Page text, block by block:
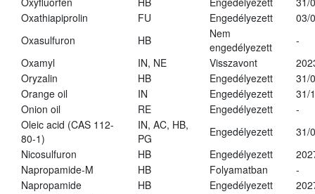
Oxathiapiprolin
FU Engedélyezett
03/
Oxasulfuron
HB
Nem
engedélyezett
-
Oxamyl
IN, NE Visszavont
Oryzalin
HB Engedélyezett
31/
Orange oil
IN Engedélyezett
31/
Onion oil
RE Engedélyezett
-
Oleic acid (CAS 112-
80-1)
IN, AC, HB,
PG
Engedélyezett
31/
Nicosulfuron
HB Engedélyezett
Napropamide-M
HB Folyamatban
-
Napropamide
HB Engedélyezett